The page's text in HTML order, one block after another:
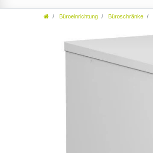
Büroeinrichtung Büroschränke